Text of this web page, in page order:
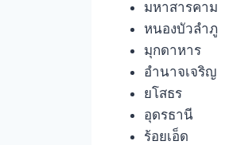
มหาสารคาม
หนองบัวลำภู
มุกดาหาร
อำนาจเจริญ
ยโสธร
อุดรธานี
ร้อยเอ็ด